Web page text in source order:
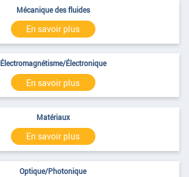
Mécanique des fluides
En savoir plus
Électromagnétisme/Électronique
En savoir plus
Matériaux
En savoir plus
Optique/Photonique